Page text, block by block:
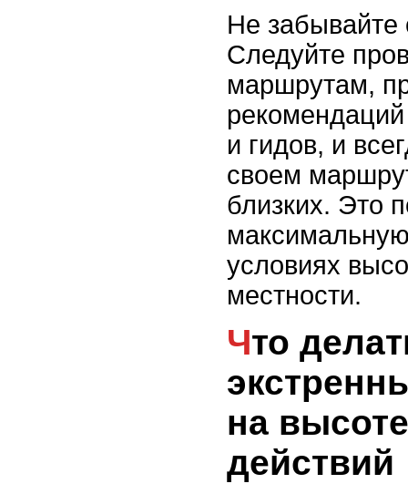
Не забывайте
Следуйте
маршрутам,
и гидов, и
своем
близких. Это
условиях
местности.
Что делать в
на
действий